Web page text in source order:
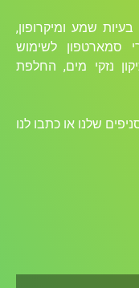
שמע ומיקרופון,
סמארטפון לשימוש
נזקי מים, החלפת
שלנו או כתבו לנו